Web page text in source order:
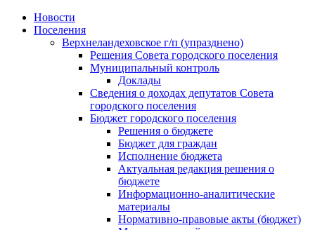
Skip
Новости
Поселения
Верхнеландеховское г/п (упразднено)
Решения Совета городского поселения
Муниципальный контроль
Доклады
Сведения о доходах депутатов Совета
городского поселения
Бюджет городского поселения
Решения о бюджете
Бюджет для граждан
Исполнение бюджета
Актуальная редакция решения о
бюджете
Информационно-аналитические
материалы
Нормативно-правовые акты (бюджет)